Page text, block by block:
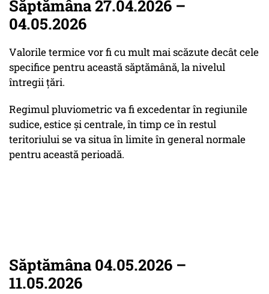
Săptămâna 27.04.2026 –
04.05.2026
Valorile termice vor fi cu mult mai scăzute decât cele
specifice pentru această săptămână, la nivelul
întregii țări.
Regimul pluviometric va fi excedentar în regiunile
sudice, estice și centrale, în timp ce în restul
teritoriului se va situa în limite în general normale
pentru această perioadă.
Săptămâna 04.05.2026 –
11.05.2026